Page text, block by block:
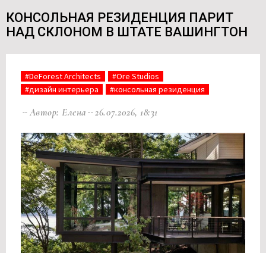
КОНСОЛЬНАЯ РЕЗИДЕНЦИЯ ПАРИТ
НАД СКЛОНОМ В ШТАТЕ ВАШИНГТОН
#DeForest Architects
#Ore Studios
#дизайн интерьера
#консольная резиденция
Автор: Елена 26.07.2026, 18:31